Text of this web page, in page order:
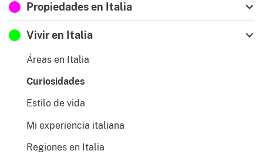
Propiedades en Italia
Vivir en Italia
Áreas en Italia
Curiosidades
Estilo de vida
Mi experiencia italiana
Regiones en Italia